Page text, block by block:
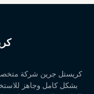
كريستل جرين شركة
بشكل كامل وجاهز